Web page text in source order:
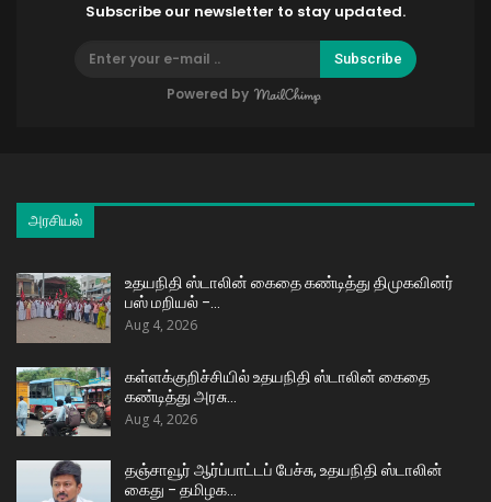
Subscribe our newsletter to stay updated.
Subscribe
Powered by
அரசியல்
உதயநிதி ஸ்டாலின் கைதை கண்டித்து திமுகவினர்
பஸ் மறியல் –…
Aug 4, 2026
கள்ளக்குறிச்சியில் உதயநிதி ஸ்டாலின் கைதை
கண்டித்து அரசு…
Aug 4, 2026
தஞ்சாவூர் ஆர்ப்பாட்டப் பேச்சு, உதயநிதி ஸ்டாலின்
கைது – தமிழக…